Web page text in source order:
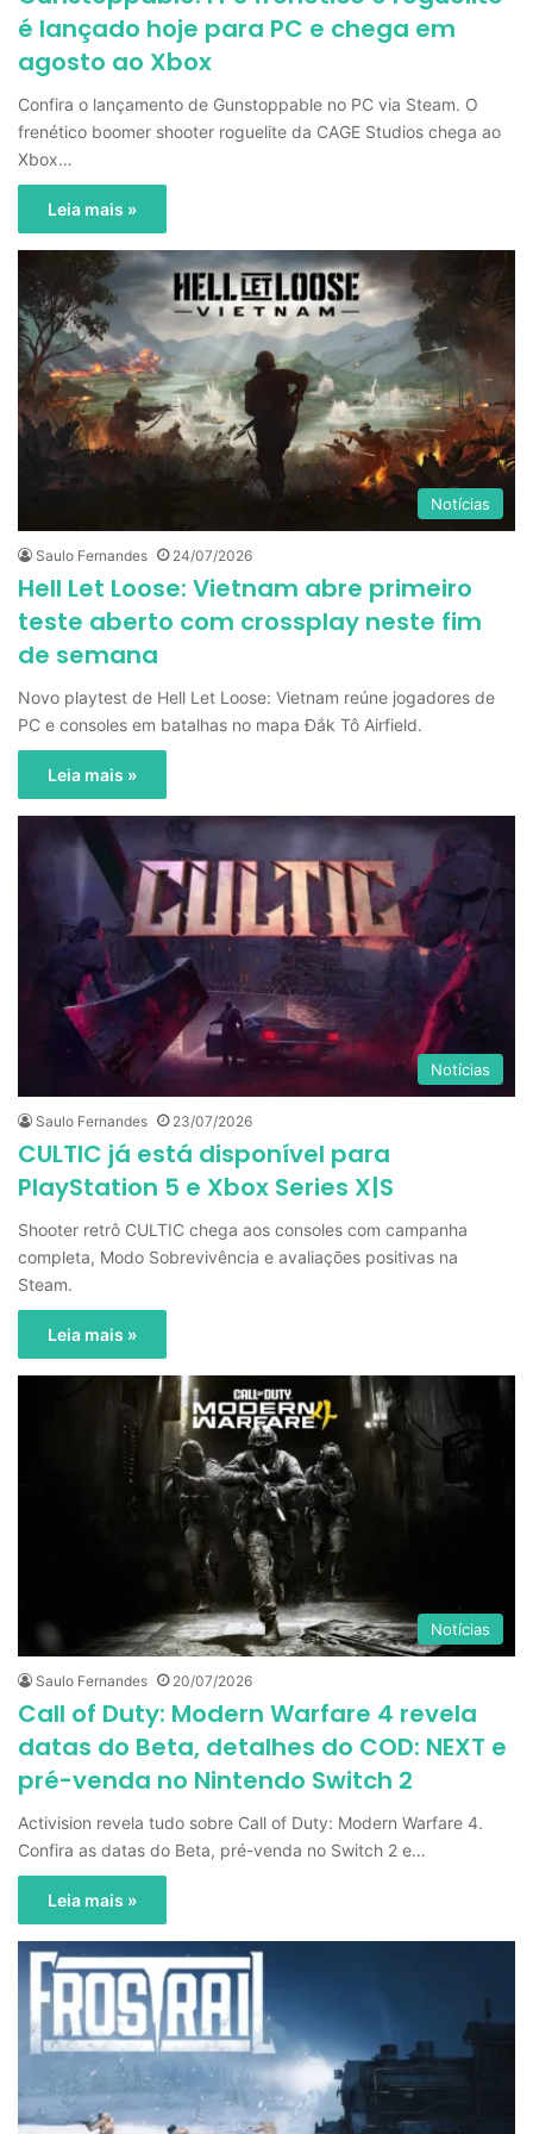
é lançado hoje para PC e chega em
agosto ao Xbox
Confira o lançamento de Gunstoppable no PC via Steam. O
frenético boomer shooter roguelite da CAGE Studios chega ao
Xbox…
Leia mais »
Notícias
Saulo Fernandes 24/07/2026
Hell Let Loose: Vietnam abre primeiro
teste aberto com crossplay neste fim
de semana
Novo playtest de Hell Let Loose: Vietnam reúne jogadores de
PC e consoles em batalhas no mapa Đắk Tô Airfield.
Leia mais »
Notícias
Saulo Fernandes 23/07/2026
CULTIC já está disponível para
PlayStation 5 e Xbox Series X|S
Shooter retrô CULTIC chega aos consoles com campanha
completa, Modo Sobrevivência e avaliações positivas na
Steam.
Leia mais »
Notícias
Saulo Fernandes 20/07/2026
Call of Duty: Modern Warfare 4 revela
datas do Beta, detalhes do COD: NEXT e
pré-venda no Nintendo Switch 2
Activision revela tudo sobre Call of Duty: Modern Warfare 4.
Confira as datas do Beta, pré-venda no Switch 2 e…
Leia mais »